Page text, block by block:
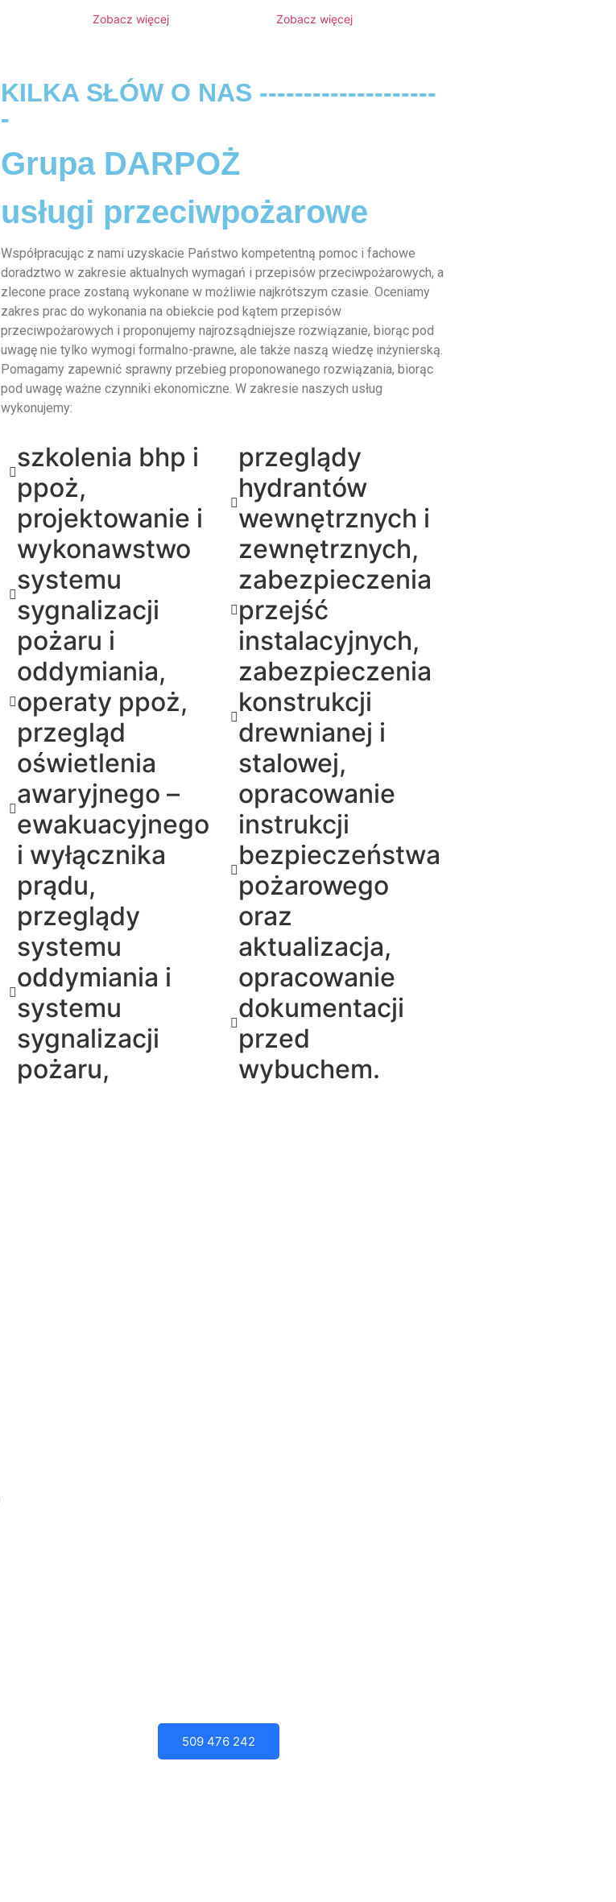
Zobacz więcej Zobacz więcej
KILKA SŁÓW O NAS --------------------
-
Grupa DARPOŻ
usługi przeciwpożarowe
Współpracując z nami uzyskacie Państwo kompetentną pomoc i fachowe
doradztwo w zakresie aktualnych wymagań i przepisów przeciwpożarowych, a
zlecone prace zostaną wykonane w możliwie najkrótszym czasie. Oceniamy
zakres prac do wykonania na obiekcie pod kątem przepisów
przeciwpożarowych i proponujemy najrozsądniejsze rozwiązanie, biorąc pod
uwagę nie tylko wymogi formalno-prawne, ale także naszą wiedzę inżynierską.
Pomagamy zapewnić sprawny przebieg proponowanego rozwiązania, biorąc
pod uwagę ważne czynniki ekonomiczne. W zakresie naszych usług
wykonujemy:
szkolenia bhp i
ppoż,
projektowanie i
wykonawstwo
systemu
sygnalizacji
pożaru i
oddymiania,
operaty ppoż,
przegląd
oświetlenia
awaryjnego –
ewakuacyjnego
i wyłącznika
prądu,
przeglądy
systemu
oddymiania i
systemu
sygnalizacji
pożaru,
przeglądy
hydrantów
wewnętrznych i
zewnętrznych,
zabezpieczenia
przejść
instalacyjnych,
zabezpieczenia
konstrukcji
drewnianej i
stalowej,
opracowanie
instrukcji
bezpieczeństwa
pożarowego
oraz
aktualizacja,
opracowanie
dokumentacji
przed
wybuchem.
509 476 242